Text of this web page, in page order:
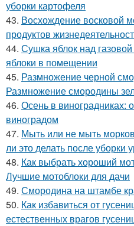
уборки картофеля
43. Восхождение восковой
продуктов
44. Сушка яблок над
яблоки в помещении
45. Размножение черной
Размножение смородины
46. Осень в виноградниках:
виноградом
47. Мыть или не мыть
ли это делать после уборки
48. Как выбрать хороший
Лучшие мотоблоки для дачи
49. Смородина на штамбе
50. Как избавиться от
естественных врагов